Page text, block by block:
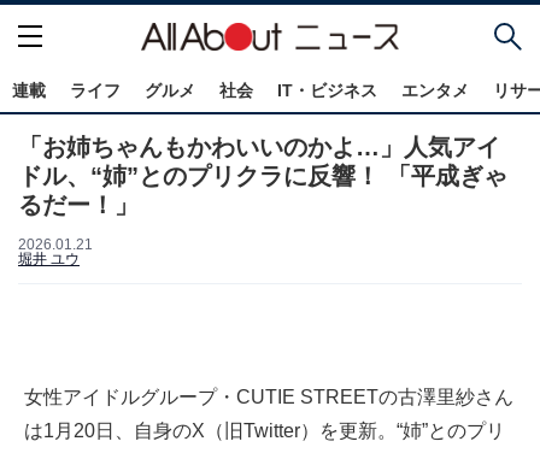
連載 ライフ グルメ 社会 IT・ビジネス エンタメ リサ
「お姉ちゃんもかわいいのかよ…」人気アイ
ドル、“姉”とのプリクラに反響！ 「平成ぎゃ
るだー！」
2026.01.21
堀井 ユウ
女性アイドルグループ・CUTIE STREET︎︎の古澤里紗さん
は1月20日、自身のX（旧Twitter）を更新。“姉”とのプリ